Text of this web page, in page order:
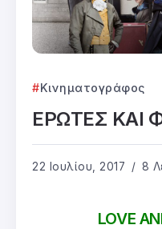
Κινηματογράφος
ΕΡΩΤΕΣ ΚΑΙ
22 Ιουλίου, 2017 8
LOVE